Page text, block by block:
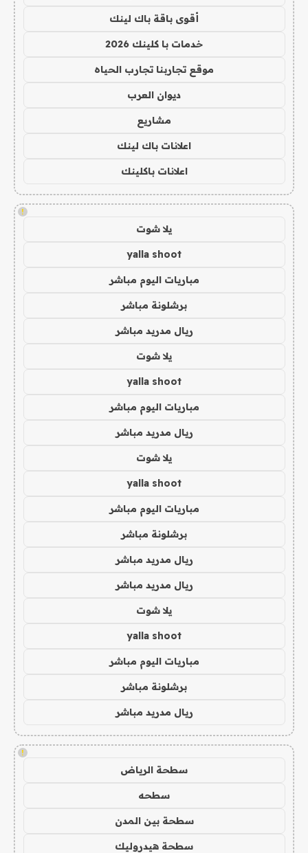
أقوى باقة باك لينك
خدمات با كلينك 2026
موقع تجاربنا تجارب الحياه
ديوان العرب
مشاريع
اعلانات باك لينك
اعلانات باكلينك
!
يلا شوت
yalla shoot
مباريات اليوم مباشر
برشلونة مباشر
ريال مدريد مباشر
يلا شوت
yalla shoot
مباريات اليوم مباشر
ريال مدريد مباشر
يلا شوت
yalla shoot
مباريات اليوم مباشر
برشلونة مباشر
ريال مدريد مباشر
ريال مدريد مباشر
يلا شوت
yalla shoot
مباريات اليوم مباشر
برشلونة مباشر
ريال مدريد مباشر
!
سطحة الرياض
سطحه
سطحة بين المدن
سطحة هيدروليك